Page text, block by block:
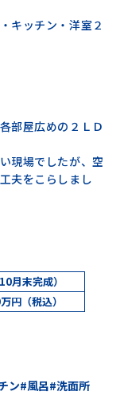
キッチン・洋室２
部屋広めの２ＬＤ
現場でしたが、空
夫をこらしまし
月末完成）
円（税込）
ン 風呂 洗面所